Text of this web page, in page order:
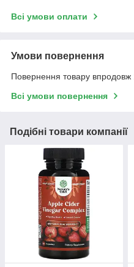
Всі умови оплати
Умови повернення
Повернення товару впродовж
Всі умови повернення
Подібні товари компанії